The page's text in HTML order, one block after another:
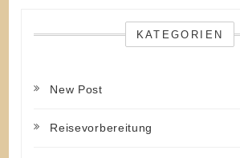
KATEGORIEN
New Post
Reisevorbereitung